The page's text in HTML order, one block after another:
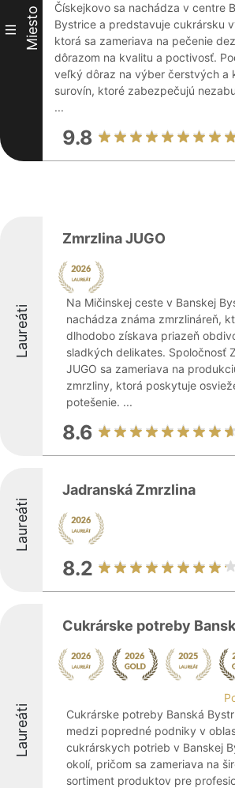
III Miesto
Čískejkovo sa nachádza v centre
Bystrice a predstavuje cukrársku
ktorá sa zameriava na pečenie
dôrazom na kvalitu a poctivosť.
veľký dôraz na výber čerstvých a
surovín, ktoré zabezpečujú
...
9.8
Laureáti
Zmrzlina JUGO
Na Mičinskej ceste v Banskej
nachádza známa zmrzlináreň,
dlhodobo získava priazeň
sladkých delikates. Spoločnosť
JUGO sa zameriava na
zmrzliny, ktorá poskytuje
potešenie. ...
8.6
Laureáti
Jadranská Zmrzlina
8.2
Laureáti
Cukrárske potreby
Cukrárske potreby Banská
medzi popredné podniky v
cukrárskych potrieb v Banskej
okolí, pričom sa zameriava na
sortiment produktov pre